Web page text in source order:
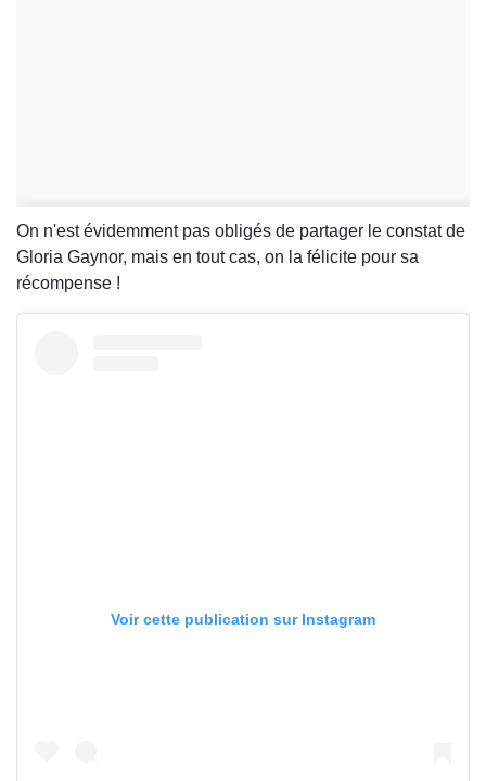
On n'est évidemment pas obligés de partager le constat de
Gloria Gaynor, mais en tout cas, on la félicite pour sa
récompense !
Voir cette publication sur Instagram